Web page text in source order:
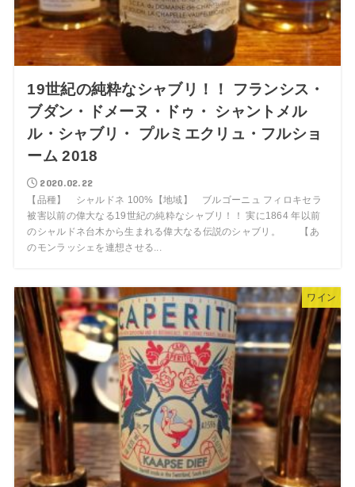
19世紀の純粋なシャブリ！！ フランシス・
ブダン・ドメーヌ・ドゥ・ シャントメル
ル・シャブリ・ プルミエクリュ・フルショ
ーム 2018
2020.02.22
【品種】 シャルドネ 100%【地域】 ブルゴーニュ フィロキセラ
被害以前の偉大なる19世紀の純粋なシャブリ！！ 実に1864 年以前
のシャルドネ台木から生まれる偉大なる伝説のシャブリ。 【あ
のモンラッシェを連想させる...
ワイン